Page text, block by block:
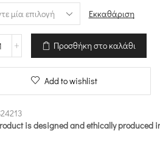
Εκκαθάριση
Προσθήκη στο καλάθι
Add to wishlist
is designed and ethically produced